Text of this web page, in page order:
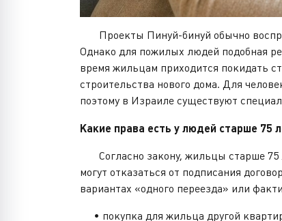
Проекты Пинуй-бинуй обычно
Однако для пожилых людей подобная
время жильцам приходится покидать
строительства нового дома. Для
поэтому в Израиле существуют
Какие права есть у людей старше 75
Согласно закону, жильцы старше 75
могут отказаться от подписания
вариантах «одного переезда» или
• покупка для жильца другой